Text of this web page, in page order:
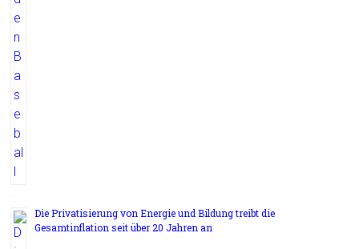
Die Privatisierung von Energie und Bildung treibt die
Gesamtinflation seit über 20 Jahren an